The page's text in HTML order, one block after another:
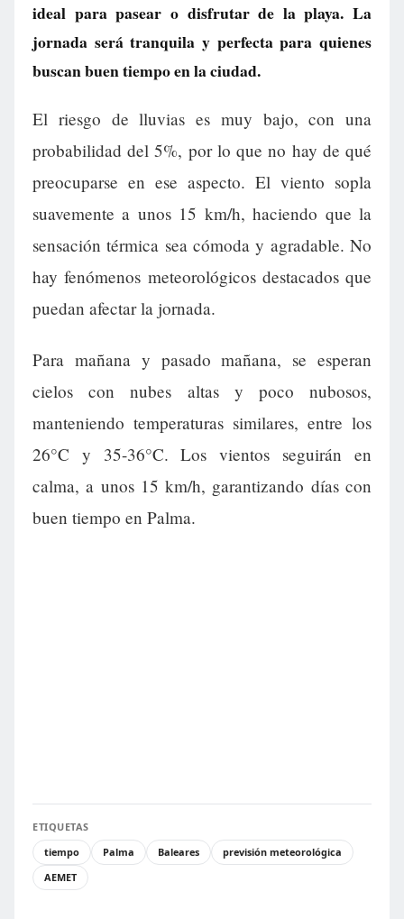
ideal para pasear o disfrutar de la playa. La
jornada será tranquila y perfecta para quienes
buscan buen tiempo en la ciudad.
El riesgo de lluvias es muy bajo, con una
probabilidad del 5%, por lo que no hay de qué
preocuparse en ese aspecto. El viento sopla
suavemente a unos 15 km/h, haciendo que la
sensación térmica sea cómoda y agradable. No
hay fenómenos meteorológicos destacados que
puedan afectar la jornada.
Para mañana y pasado mañana, se esperan
cielos con nubes altas y poco nubosos,
manteniendo temperaturas similares, entre los
26°C y 35-36°C. Los vientos seguirán en
calma, a unos 15 km/h, garantizando días con
buen tiempo en Palma.
ETIQUETAS
tiempo
Palma Baleares
previsión meteorológica
AEMET